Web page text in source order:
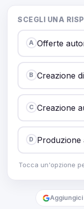
SCEGLI UNA
A Offerte
B Creazione
C Creazione
D Produzione
Tocca un'opzione